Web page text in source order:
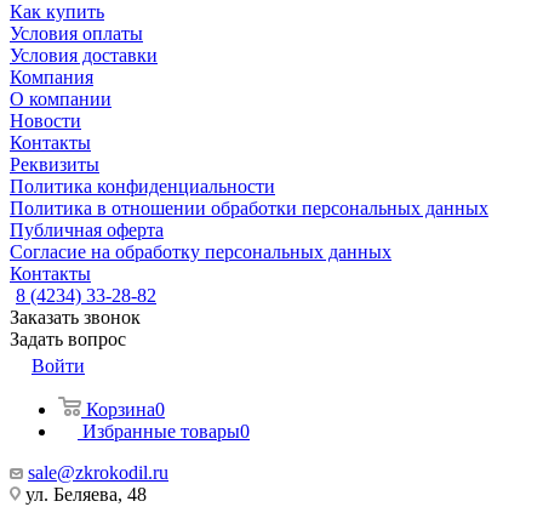
Как купить
Условия оплаты
Условия доставки
Компания
О компании
Новости
Контакты
Реквизиты
Политика конфиденциальности
Политика в отношении обработки персональных данных
Публичная оферта
Согласие на обработку персональных данных
Контакты
8 (4234) 33-28-82
Заказать звонок
Задать вопрос
Войти
Корзина0
Избранные товары0
sale@zkrokodil.ru
ул. Беляева, 48